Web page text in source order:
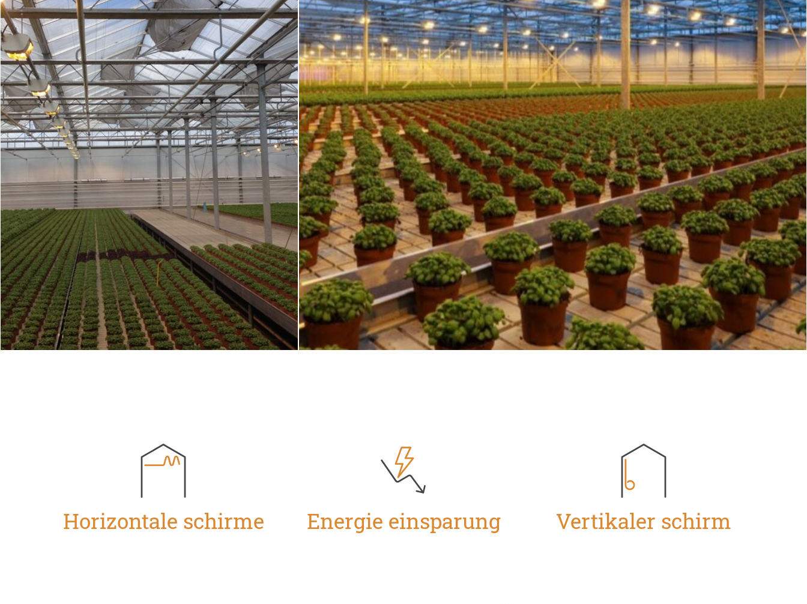
Horizontale schirme Energie einsparung Vertikaler schirm